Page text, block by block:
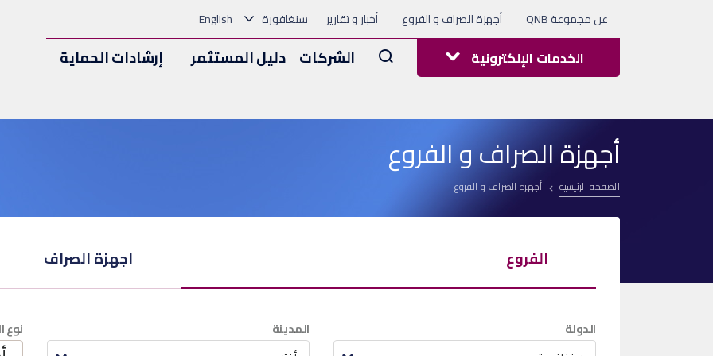
عن مجموعة QNB أجهزة الصراف و الفروع أخبار و تقارير سنغافورة English
الشركات دليل المستثمر إرشادات الحماية Arama الخدمات الإلكترونية
أجهزة الصراف و الفروع
الصفحة الرئيسية أجهزة الصراف و الفروع
الفروع اجهزة الصراف
الدولة
المدينة
نوع